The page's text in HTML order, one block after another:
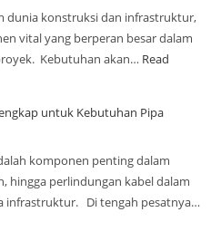
dunia konstruksi dan infrastruktur,
vital yang berperan besar dalam
Kebutuhan akan… Read
untuk Kebutuhan Pipa
komponen penting dalam
hingga perlindungan kabel dalam
infrastruktur. Di tengah pesatnya…